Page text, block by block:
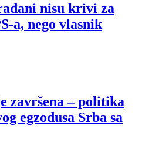
nisu krivi za
a, nego vlasnik
završena – politika
egzodusa Srba sa